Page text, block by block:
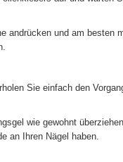
andrücken und am besten
Sie einfach den
wie gewohnt
an Ihren Nägel haben.